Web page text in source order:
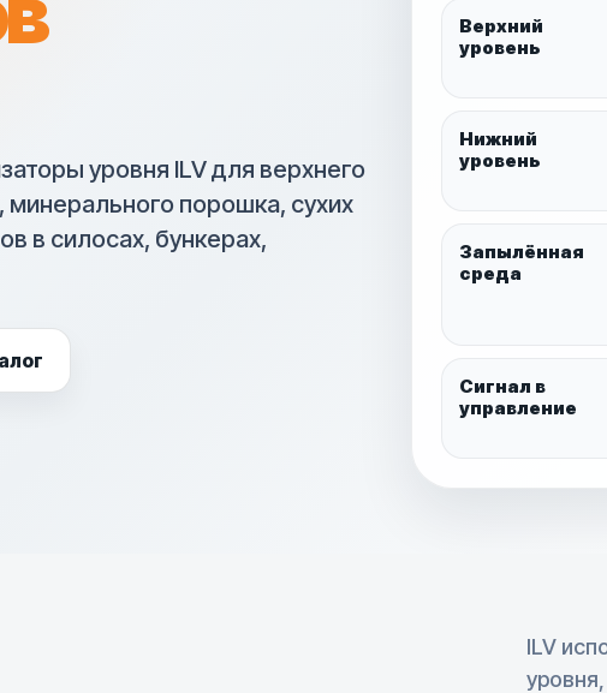
уровня ILV для верхнего
порошка, сухих
в силосах, бункерах,
Верхний
уровень
Нижний
уровень
Запылённая
среда
Сигнал в
управление
ILV